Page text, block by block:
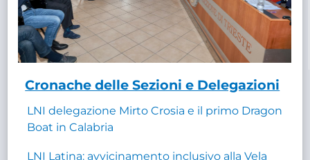
Cronache delle Sezioni e Delegazioni
LNI delegazione Mirto Crosia e il primo Dragon
Boat in Calabria
LNI Latina: avvicinamento inclusivo alla Vela